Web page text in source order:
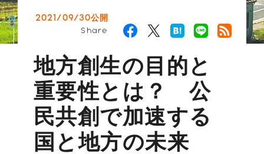
2021/09/30公開
Share
地方創生の目的と
重要性とは？ 公
民共創で加速する
国と地方の未来